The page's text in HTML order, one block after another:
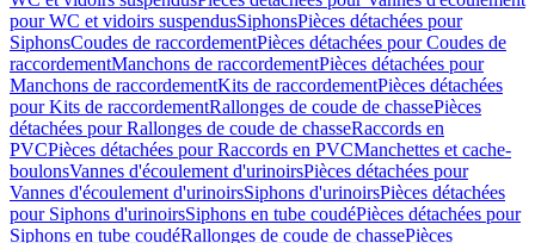
pour WC et vidoirs suspendusSiphonsPièces détachées pour
SiphonsCoudes de raccordementPièces détachées pour Coudes de
raccordementManchons de raccordementPièces détachées pour
Manchons de raccordementKits de raccordementPièces détachées
pour Kits de raccordementRallonges de coude de chassePièces
détachées pour Rallonges de coude de chasseRaccords en
PVCPièces détachées pour Raccords en PVCManchettes et cache-
boulonsVannes d'écoulement d'urinoirsPièces détachées pour
Vannes d'écoulement d'urinoirsSiphons d'urinoirsPièces détachées
pour Siphons d'urinoirsSiphons en tube coudéPièces détachées pour
Siphons en tube coudéRallonges de coude de chassePièces